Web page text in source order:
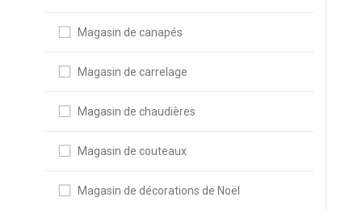
Magasin de canapés
Magasin de carrelage
Magasin de chaudières
Magasin de couteaux
Magasin de décorations de Noël